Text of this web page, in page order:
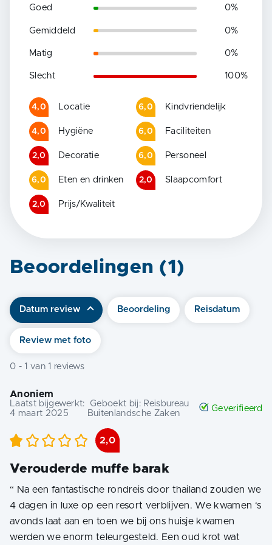
Goed 0%
Gemiddeld 0%
Matig 0%
Slecht 100%
4,0 Locatie 6,0 Kindvriendelijk
4,0 Hygiëne 6,0 Faciliteiten
2,0 Decoratie 6,0 Personeel
6,0 Eten en drinken 2,0 Slaapcomfort
2,0 Prijs/Kwaliteit
Beoordelingen (1 )
Datum review Beoordeling Reisdatum
Review met foto
0 - 1 van 1 reviews
Anoniem
Laatst bijgewerkt:
4 maart 2025
Geboekt bij: Reisbureau
Buitenlandsche Zaken
Geverifieerd
2,0
Verouderde muffe barak
“ Na een fantastische rondreis door thailand zouden we
4 dagen in luxe op een resort verblijven. We kwamen ‘s
avonds laat aan en toen we bij ons huisje kwamen
werden we enorm teleurgesteld. Een oud krot wat